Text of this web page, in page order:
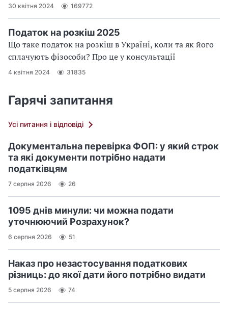
30 квітня 2024 169772
Податок на розкіш 2025
Що таке податок на розкіш в Україні, коли та як його
сплачують фізособи? Про це у консультації
4 квітня 2024 31835
Гарячі запитання
Усі питання і відповіді
Документальна перевірка ФОП: у який строк
та які документи потрібно надати
податківцям
7 серпня 2026 26
1095 днів минули: чи можна подати
уточнюючий Розрахунок?
6 серпня 2026 51
Наказ про незастосування податкових
різниць: до якої дати його потрібно видати
5 серпня 2026 74